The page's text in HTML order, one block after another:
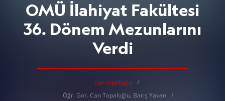
OMÜ İlahiyat Fakültesi
36. Dönem Mezunlarını
Verdi
can.topaloglu
Öğr. Gör. Can Topaloğlu, Barış Yavan